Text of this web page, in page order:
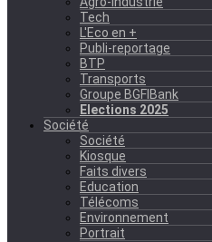
Tech
L'Eco en +
Publi-reportage
BTP
Transports
Groupe BGFIBank
Elections 2025
Société
Société
Kiosque
Faits divers
Education
Télécoms
Environnement
Portrait